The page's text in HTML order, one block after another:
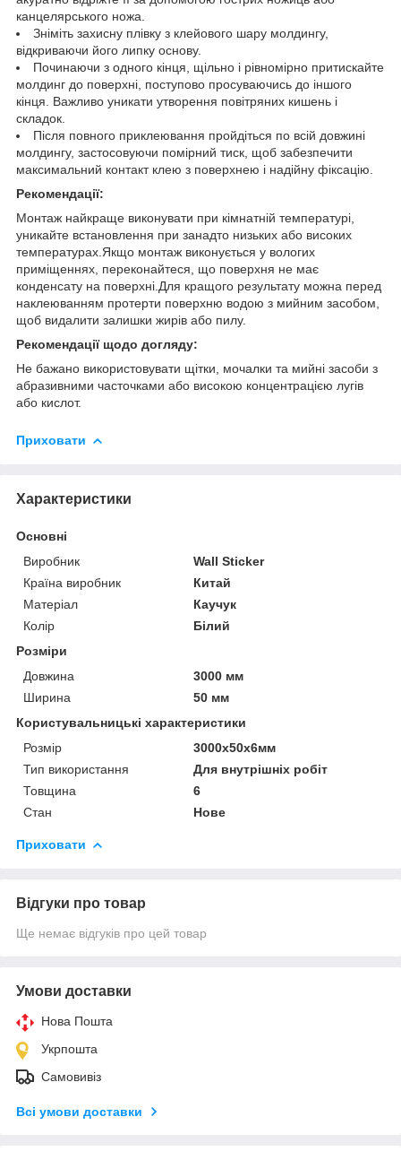
канцелярського ножа.
Зніміть захисну плівку з клейового шару молдингу,
відкриваючи його липку основу.
Починаючи з одного кінця, щільно і рівномірно притискайте
молдинг до поверхні, поступово просуваючись до іншого
кінця. Важливо уникати утворення повітряних кишень і
складок.
Після повного приклеювання пройдіться по всій довжині
молдингу, застосовуючи помірний тиск, щоб забезпечити
максимальний контакт клею з поверхнею і надійну фіксацію.
Рекомендації:
Монтаж найкраще виконувати при кімнатній температурі,
уникайте встановлення при занадто низьких або високих
температурах.Якщо монтаж виконується у вологих
приміщеннях, переконайтеся, що поверхня не має
конденсату на поверхні.Для кращого результату можна перед
наклеюванням протерти поверхню водою з мийним засобом,
щоб видалити залишки жирів або пилу.
Рекомендації щодо догляду:
Не бажано використовувати щітки, мочалки та мийні засоби з
абразивними часточками або високою концентрацією лугів
або кислот.
Приховати
Характеристики
Основні
Виробник
Wall Sticker
Країна виробник
Китай
Матеріал
Каучук
Колір
Білий
Розміри
Довжина
3000 мм
Ширина
50 мм
Користувальницькі характеристики
Розмір
3000х50х6мм
Тип використання
Для внутрішніх робіт
Товщина
6
Стан
Нове
Приховати
Відгуки про товар
Ще немає відгуків про цей товар
Умови доставки
Нова Пошта
Укрпошта
Самовивіз
Всі умови доставки